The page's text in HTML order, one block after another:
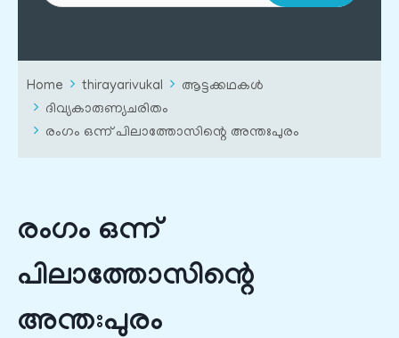
Home thirayarivukal
ആട്ടക്കഥകൾ
ദിവ്യകാരുണ്യചരിതം
രംഗം ഒന്ന് പിലാത്തോസിന്റെ അന്തഃപുരം
രംഗം ഒന്ന്
പിലാത്തോസിന്റെ
അന്തഃപുരം